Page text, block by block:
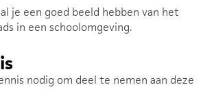
je een goed beeld hebben van het
in een schoolomgeving.
nodig om deel te nemen aan deze